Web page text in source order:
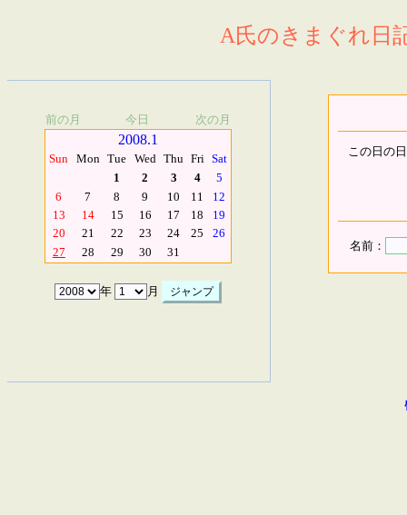
A氏のきまぐれ日
前の月 今日 次の月
2008.1
Sun Mon Tue Wed Thu Fri Sat
1
2 3 4
5
6
7 8 9 10 11
12
13
14 15 16 17 18
19
20
21 22 23 24 25
26
27
28 29 30 31
年 月
この日の
名前：